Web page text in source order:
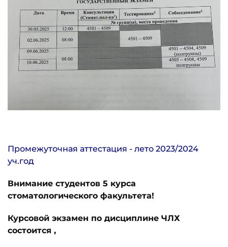
Промежуточная аттестация - лето 2023/2024
уч.год
Внимание студентов 5 курса
стоматологического факультета!
Курсовой экзамен по дисциплине ЧЛХ
состоится ,